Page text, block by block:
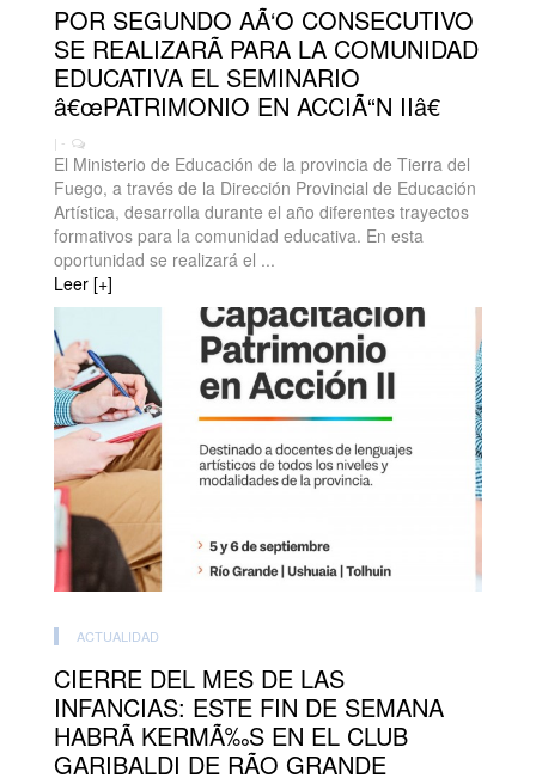
POR SEGUNDO AÃ‘O CONSECUTIVO
SE REALIZARÃ PARA LA COMUNIDAD
EDUCATIVA EL SEMINARIO
â€œPATRIMONIO EN ACCIÃ“N IIâ€
| -
El Ministerio de Educación de la provincia de Tierra del
Fuego, a través de la Dirección Provincial de Educación
Artística, desarrolla durante el año diferentes trayectos
formativos para la comunidad educativa. En esta
oportunidad se realizará el ...
Leer [+]
ACTUALIDAD
CIERRE DEL MES DE LAS
INFANCIAS: ESTE FIN DE SEMANA
HABRÃ KERMÃ‰S EN EL CLUB
GARIBALDI DE RÃO GRANDE